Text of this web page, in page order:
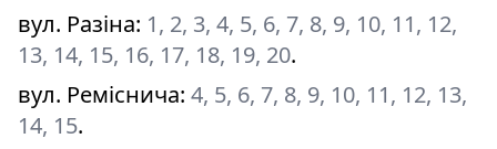
вул. Разіна: 1, 2, 3, 4, 5, 6, 7, 8, 9, 10, 11, 12,
13, 14, 15, 16, 17, 18, 19, 20.
вул. Реміснича: 4, 5, 6, 7, 8, 9, 10, 11, 12, 13,
14, 15.